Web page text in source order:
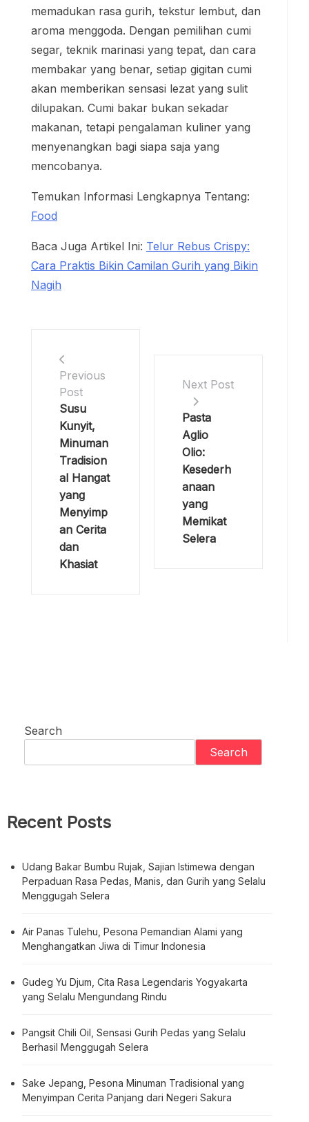
memadukan rasa gurih, tekstur lembut, dan
aroma menggoda. Dengan pemilihan cumi
segar, teknik marinasi yang tepat, dan cara
membakar yang benar, setiap gigitan cumi
akan memberikan sensasi lezat yang sulit
dilupakan. Cumi bakar bukan sekadar
makanan, tetapi pengalaman kuliner yang
menyenangkan bagi siapa saja yang
mencobanya.
Temukan Informasi Lengkapnya Tentang:
Food
Baca Juga Artikel Ini: Telur Rebus Crispy:
Cara Praktis Bikin Camilan Gurih yang Bikin
Nagih
Previous
Post
Susu
Kunyit,
Minuman
Tradision
al Hangat
yang
Menyimp
an Cerita
dan
Khasiat
Next Post
Pasta
Aglio
Olio:
Kesederh
anaan
yang
Memikat
Selera
Search
Search
Recent Posts
Udang Bakar Bumbu Rujak, Sajian Istimewa dengan
Perpaduan Rasa Pedas, Manis, dan Gurih yang Selalu
Menggugah Selera
Air Panas Tulehu, Pesona Pemandian Alami yang
Menghangatkan Jiwa di Timur Indonesia
Gudeg Yu Djum, Cita Rasa Legendaris Yogyakarta
yang Selalu Mengundang Rindu
Pangsit Chili Oil, Sensasi Gurih Pedas yang Selalu
Berhasil Menggugah Selera
Sake Jepang, Pesona Minuman Tradisional yang
Menyimpan Cerita Panjang dari Negeri Sakura